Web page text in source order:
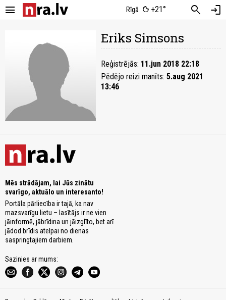
menu Rīgā +21° search login
Eriks Simsons
Reģistrējās: 11.jun 2018 22:18
Pēdējo reizi manīts: 5.aug 2021
13:46
Mēs strādājam, lai Jūs zinātu
svarīgo, aktuālo un interesanto!
Portāla pārliecība ir tajā, ka nav
mazsvarīgu lietu – lasītājs ir ne vien
jāinformē, jābrīdina un jāizglīto, bet arī
jādod brīdis atelpai no dienas
saspringtajiem darbiem.
Sazinies ar mums: